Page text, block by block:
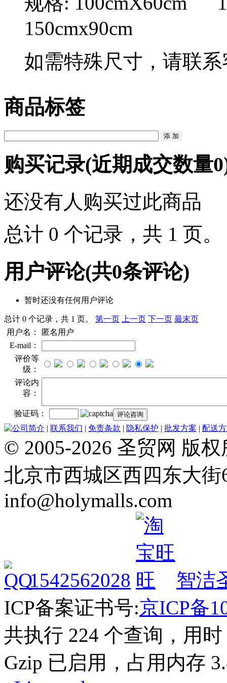
150cmx90cm
如需特殊尺寸，请联系
商品标签
购买记录(近期成交数量0
还没有人购买过此商品
总计 0 个记录，共 1 页。
用户评论(共0条评论)
暂时还没有任何用户评论
总计 0 个记录，共 1 页。 第一页 上一页 下一页 最末页
用户名：
匿名用户
E-mail：
评价等
级：
评论内
容：
验证码：
公司简介 | 联系我们 | 免责条款 | 隐私保护 | 批发方案 | 配送
© 2005-2026 圣贸网 版
北京市西城区西四东大街
info@holymalls.com
1542562028
智洁
ICP备案证书号:京ICP备
共执行 224 个查询，用
Gzip 已启用，占用内存